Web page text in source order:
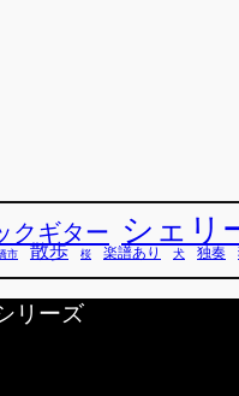
クギター シェリ
市 散歩 桜 楽譜あり 犬 独奏
リーズ